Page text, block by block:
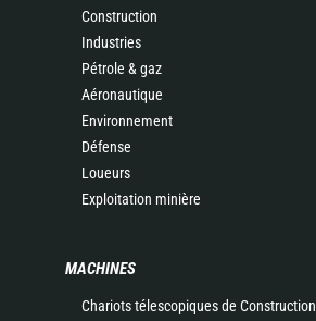
Construction
Industries
Pétrole & gaz
Aéronautique
Environnement
Défense
Loueurs
Exploitation minière
MACHINES
Chariots télescopiques de Construction